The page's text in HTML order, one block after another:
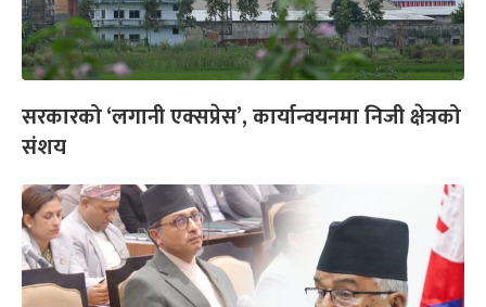
सरकारको ‘लगानी एक्सप्रेस’, कार्यान्वयनमा निजी क्षेत्रको
संशय